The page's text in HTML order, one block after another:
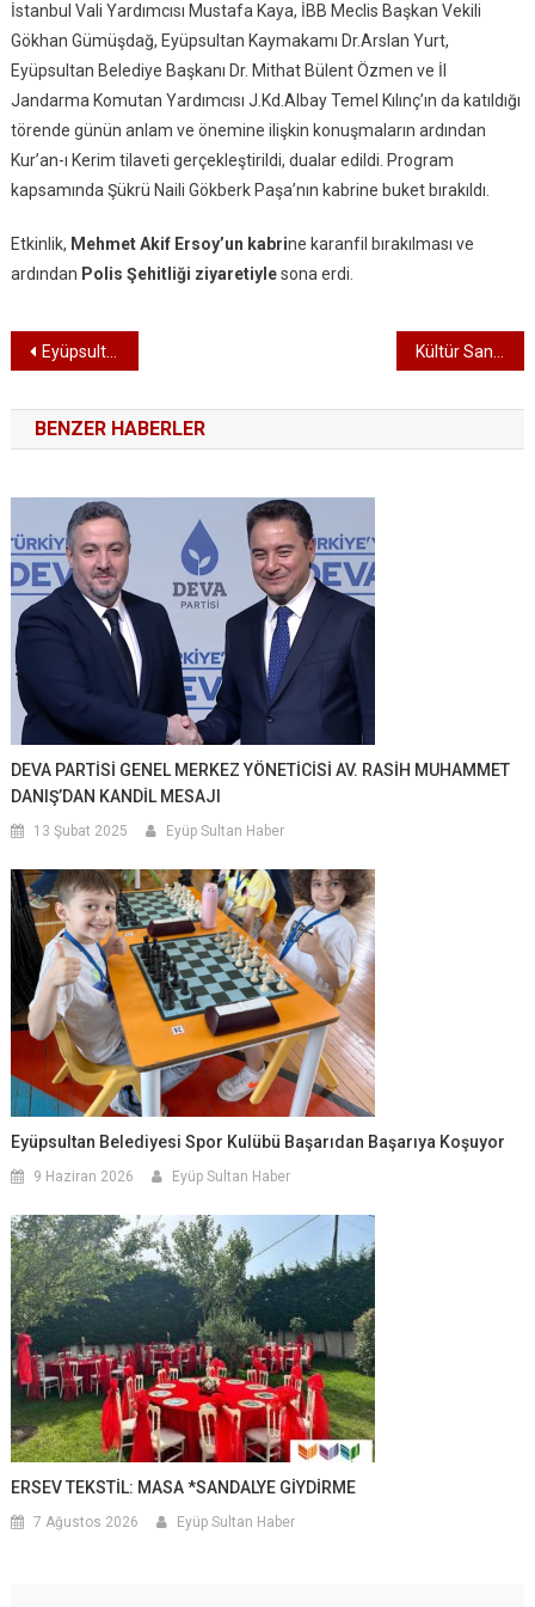
İstanbul Vali Yardımcısı Mustafa Kaya, İBB Meclis Başkan Vekili
Gökhan Gümüşdağ, Eyüpsultan Kaymakamı Dr.Arslan Yurt,
Eyüpsultan Belediye Başkanı Dr. Mithat Bülent Özmen ve İl
Jandarma Komutan Yardımcısı J.Kd.Albay Temel Kılınç’ın da katıldığı
törende günün anlam ve önemine ilişkin konuşmaların ardından
Kur’an-ı Kerim tilaveti gerçekleştirildi, dualar edildi. Program
kapsamında Şükrü Naili Gökberk Paşa’nın kabrine buket bırakıldı.
Etkinlik, Mehmet Akif Ersoy’un kabrine karanfil bırakılması ve
ardından Polis Şehitliği ziyaretiylesona erdi.
Yazı dolaşımı
Eyüpsultan’a değer katacak Gavuzoğlu Sosyal Yaşam Merkezi yükseliyor Kültür Sanat Atölyeleri’ne yoğun ilgi
BENZER HABERLER
DEVA PARTİSİ GENEL MERKEZ YÖNETİCİSİ AV. RASİH MUHAMMET
DANIŞ’DAN KANDİL MESAJI
13 Şubat 2025 Eyüp Sultan Haber
Eyüpsultan Belediyesi Spor Kulübü Başarıdan Başarıya Koşuyor
9 Haziran 2026 Eyüp Sultan Haber
ERSEV TEKSTİL: MASA *SANDALYE GİYDİRME
7 Ağustos 2026 Eyüp Sultan Haber